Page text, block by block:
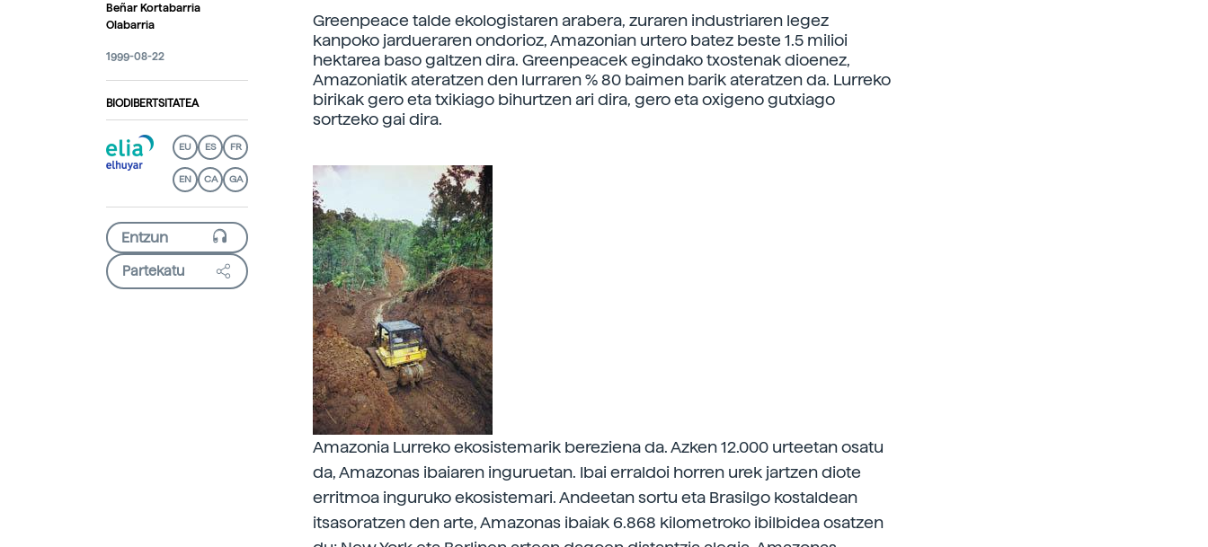
Beñar Kortabarria
Olabarria
1999-08-22
BIODIBERTSITATEA
EU ES FR
EN CA GA
Partekatu
Greenpeace talde ekologistaren arabera, zuraren industriaren legez
kanpoko jardueraren ondorioz, Amazonian urtero batez beste 1.5 milioi
hektarea baso galtzen dira. Greenpeacek egindako txostenak dioenez,
Amazoniatik ateratzen den lurraren % 80 baimen barik ateratzen da. Lurreko
birikak gero eta txikiago bihurtzen ari dira, gero eta oxigeno gutxiago
sortzeko gai dira.
Amazonia Lurreko ekosistemarik bereziena da. Azken 12.000 urteetan osatu
da, Amazonas ibaiaren inguruetan. Ibai erraldoi horren urek jartzen diote
erritmoa inguruko ekosistemari. Andeetan sortu eta Brasilgo kostaldean
itsasoratzen den arte, Amazonas ibaiak 6.868 kilometroko ibilbidea osatzen